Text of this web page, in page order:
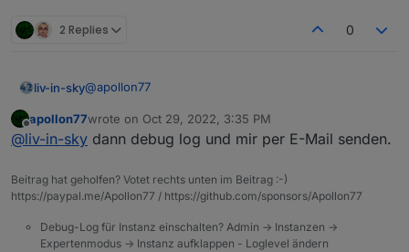
2 Replies 0
liv-in-sky@apollon77
erstmal danke für deinen einsatz
datenpunkte von smart devices (habe mal einen zum
test gelöscht) , die über einen skill verbunden sind -
adapter reagiert
in der alexa app klappt alles mit dem schalten
noch eine idee ?
Offline
apollon77wrote on Oct 29, 2022, 3:35 PM
last edited by
@liv-in-sky dann debug log und mir per E-Mail senden.
Beitrag hat geholfen? Votet rechts unten im Beitrag :-)
https://paypal.me/Apollon77 / https://github.com/sponsors/Apollon77
Debug-Log für Instanz einschalten? Admin -> Instanzen ->
Expertenmodus -> Instanz aufklappen - Loglevel ändern